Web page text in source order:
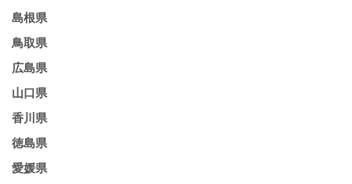
島根県
鳥取県
広島県
山口県
香川県
徳島県
愛媛県